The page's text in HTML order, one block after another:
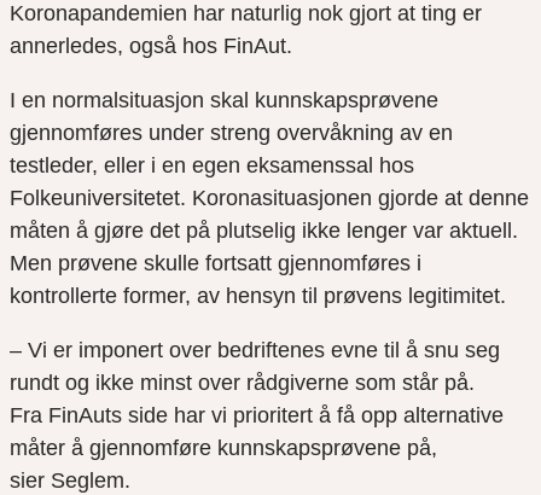
Koronapandemien har naturlig nok gjort at ting er
annerledes, også hos FinAut.
I en normalsituasjon skal kunnskapsprøvene
gjennomføres under streng overvåkning av en
testleder, eller i en egen eksamenssal hos
Folkeuniversitetet. Koronasituasjonen gjorde at denne
måten å gjøre det på plutselig ikke lenger var aktuell.
Men prøvene skulle fortsatt gjennomføres i
kontrollerte former, av hensyn til prøvens legitimitet.
– Vi er imponert over bedriftenes evne til å snu seg
rundt og ikke minst over rådgiverne som står på.
Fra FinAuts side har vi prioritert å få opp alternative
måter å gjennomføre kunnskapsprøvene på,
sier Seglem.